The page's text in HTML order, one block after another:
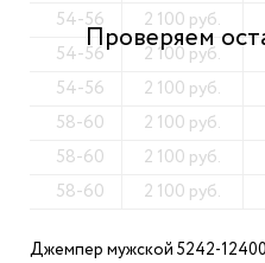
54-56 2 100 руб.
54-56 2 100 руб.
54-56 2 100 руб.
58-60 2 100 руб.
58-60 2 100 руб.
58-60 2 100 руб.
Джемпер мужской 5242-12400